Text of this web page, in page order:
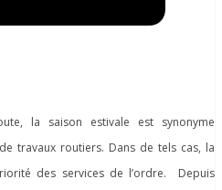
la saison estivale est synonyme
travaux routiers. Dans de tels cas, la
des services de l’ordre. Depuis